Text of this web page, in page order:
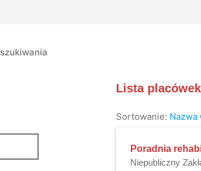
Lista placówek
Sortowanie: Nazwa
Poradnia
Niepubliczny